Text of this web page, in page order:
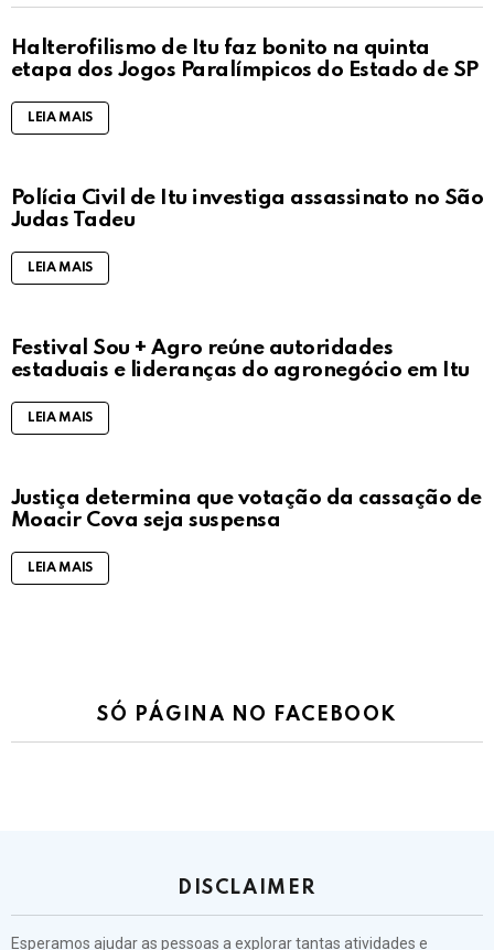
Halterofilismo de Itu faz bonito na quinta
etapa dos Jogos Paralímpicos do Estado de SP
LEIA MAIS
Polícia Civil de Itu investiga assassinato no São
Judas Tadeu
LEIA MAIS
Festival Sou + Agro reúne autoridades
estaduais e lideranças do agronegócio em Itu
LEIA MAIS
Justiça determina que votação da cassação de
Moacir Cova seja suspensa
LEIA MAIS
SÓ PÁGINA NO FACEBOOK
DISCLAIMER
Esperamos ajudar as pessoas a explorar tantas atividades e